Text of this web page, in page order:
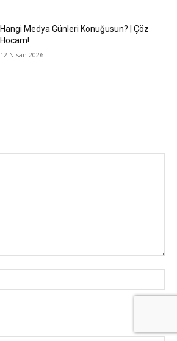
Hangi Medya Günleri Konuğusun? | Çöz
Hocam!
12 Nisan 2026